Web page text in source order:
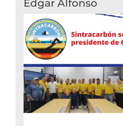
Edgar Alfonso